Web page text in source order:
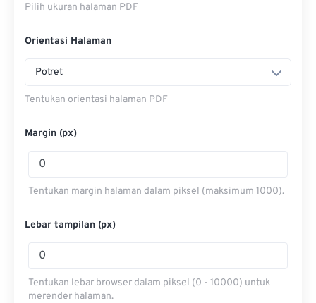
Pilih ukuran halaman PDF
Orientasi Halaman
Potret
Tentukan orientasi halaman PDF
Margin (px)
Tentukan margin halaman dalam piksel (maksimum 1000).
Lebar tampilan (px)
Tentukan lebar browser dalam piksel (0 - 10000) untuk
merender halaman.